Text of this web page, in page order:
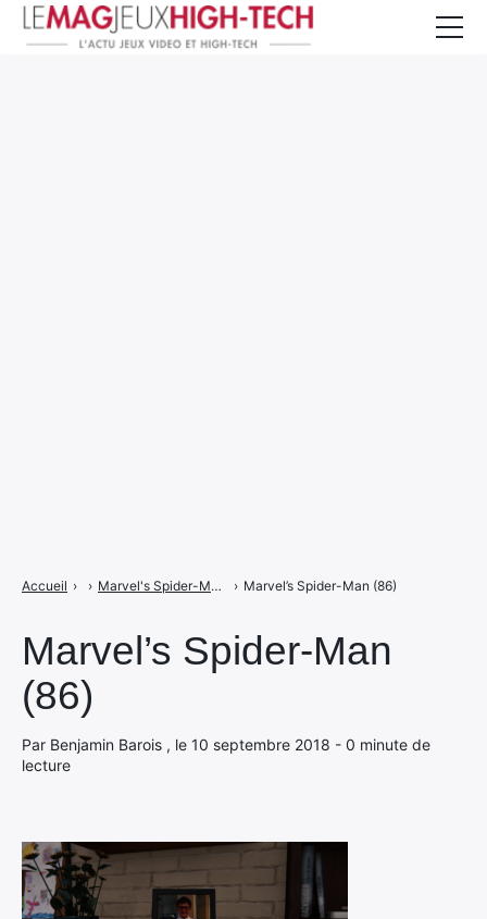
Marvel’s Spider-Man
(86)
Par Benjamin Barois , le 10 septembre 2018 - 0 minute de
lecture
Accueil › › Marvel's Spider-Man (86) › Marvel’s Spider-Man (86)